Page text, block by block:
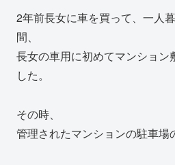
2年前長女に車を買って、一人
間、
長女の車用に初めてマンション
した。
その時、
管理されたマンションの駐車場